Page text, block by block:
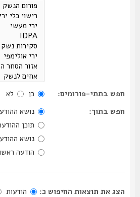
חפש בתתי-פורומים: כן
לא
חפש בתוך:
נושא ההודעה
תוכן ההודעה
נושא ההודעה
הודעה ראשונה
הצג את תוצאות החיפוש כ: הודעות